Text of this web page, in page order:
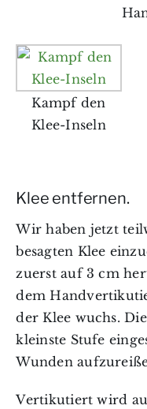
Kampf den
Klee-Inseln
Klee entfernen.
Wir haben jetzt
besagten Klee
zuerst auf 3 cm
dem
der Klee wuchs.
kleinste Stufe
Wunden
Vertikutiert wird